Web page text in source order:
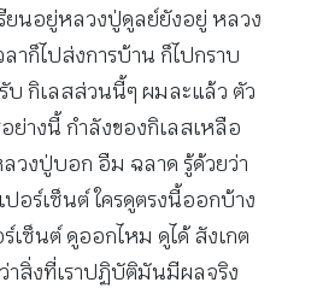
ยนอยู่หลวงปู่ดูลย์ยังอยู่ หลวง
าก็ไปส่งการบ้าน ก็ไปกราบ
บ กิเลสส่วนนี้ๆ ผมละแล้ว ตัว
ย่างนี้ กำลังของกิเลสเหลือ
วงปู่บอก อืม ฉลาด รู้ด้วยว่า
ปอร์เซ็นต์ ใครดูตรงนี้ออกบ้าง
เซ็นต์ ดูออกไหม ดูได้ สังเกต
ว่าสิ่งที่เราปฏิบัติมันมีผลจริง